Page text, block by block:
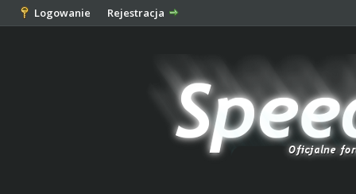
Logowanie Rejestracja